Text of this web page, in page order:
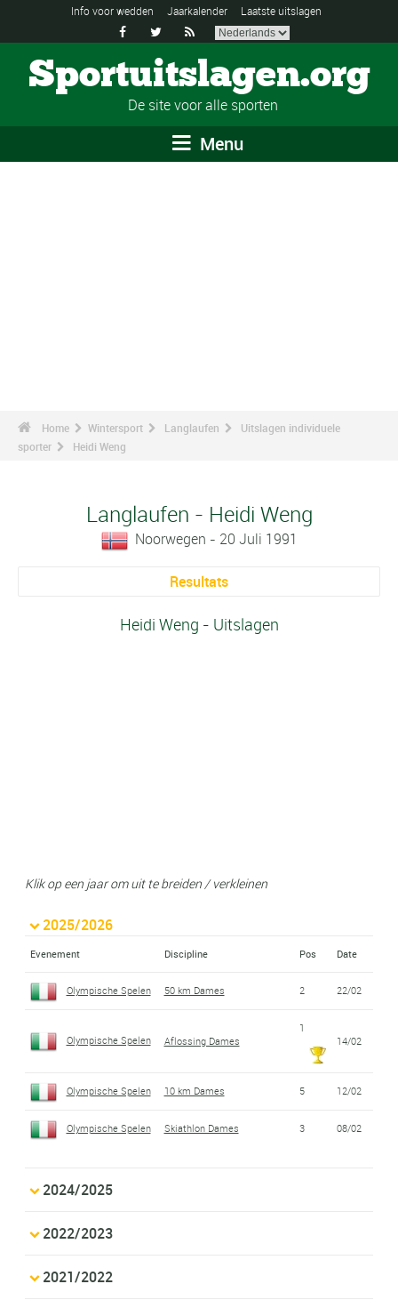
Info voor wedden Jaarkalender Laatste uitslagen
  
Sportuitslagen.org
De site voor alle sporten
Menu
Home Wintersport Langlaufen
Uitslagen individuele
sporter
Heidi Weng
Langlaufen - Heidi Weng
Noorwegen - 20 Juli 1991
Resultats
Heidi Weng - Uitslagen
Klik op een jaar om uit te breiden / verkleinen
2025/2026
Evenement Discipline Pos Date
Olympische Spelen 50 km Dames 2 22/02
Olympische Spelen Aflossing Dames
1
14/02
Olympische Spelen 10 km Dames 5 12/02
Olympische Spelen Skiathlon Dames 3 08/02
2024/2025
2022/2023
2021/2022